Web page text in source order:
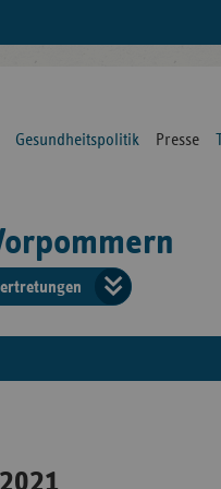
Gesundheitspolitik Presse
der